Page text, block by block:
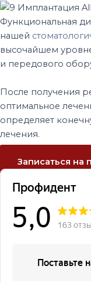
Функциональная
нашей
высочайшем
и передового
После получения
оптимальное
определяет
лечения.
Записаться на